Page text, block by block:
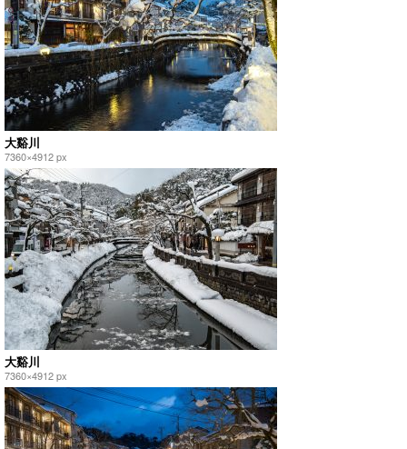
大谿川
7360×4912 px
大谿川
7360×4912 px